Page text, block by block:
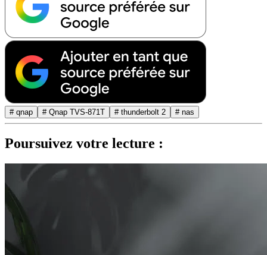
# qnap # Qnap TVS-871T # thunderbolt 2 # nas
Poursuivez votre lecture :